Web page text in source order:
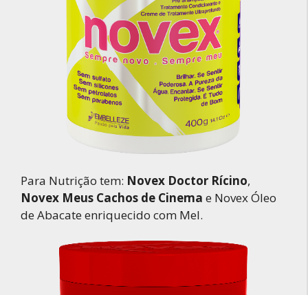
Para Nutrição tem: Novex Doctor Rícino,
Novex Meus Cachos de Cinema e Novex Óleo
de Abacate enriquecido com Mel.